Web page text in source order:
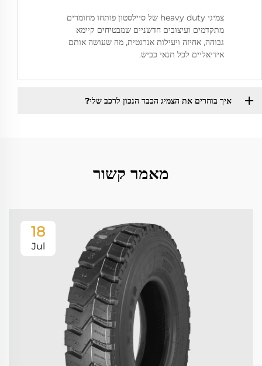
צמיגי heavy duty של סיילסטון פותחו מחומרים
מתקדמים ועיצובים חדשניים שמבטיחים קיימא
גבוהה, אחיזה ויעילות אנרגטית, מה שעושה אותם
אידיאליים לכל תנאי כביש.
איך בוחרים את הצמיג הכבד הנכון לרכב שלי?
מאמר קשור
18
Jul